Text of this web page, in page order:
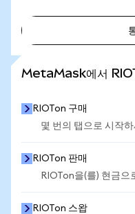
MetaMask에서
RIOTon 구매
몇 번의 탭으로 시작
RIOTon 판매
RIOTon을(를) 현금으
RIOTon 스왑